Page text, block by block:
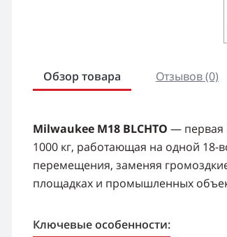
Обзор товара Отзывов (0)
Milwaukee M18 BLCHTO — первая
1000 кг, работающая на одной 18-
перемещения, заменяя
площадках и промышленных
Ключевые особенности: